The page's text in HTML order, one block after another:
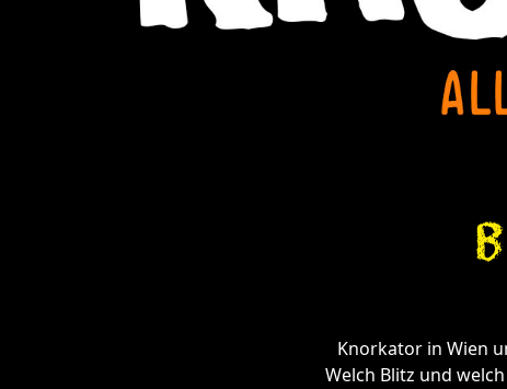
Knorkator in Wien
Welch Blitz und